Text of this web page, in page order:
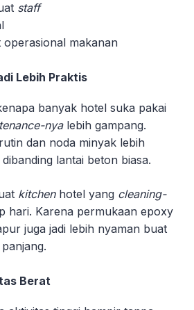
staff
operasional makanan
Lebih Praktis
banyak hotel suka pakai
nyalebih gampang.
dan noda minyak lebih
lantai beton biasa.
kitchenhotel yang cleaning-
hari. Karena permukaan epoxy
juga jadi lebih nyaman buat
Berat